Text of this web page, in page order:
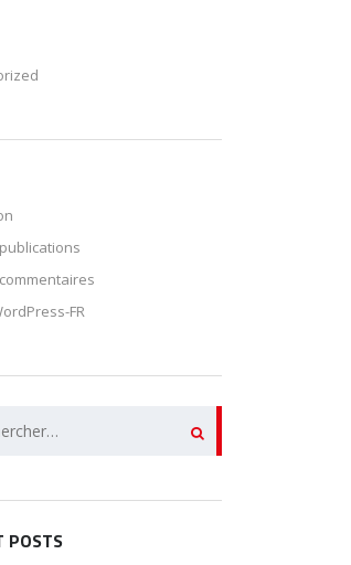
FR
POSTS